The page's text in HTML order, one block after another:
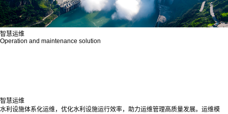
智慧运维
Operation and maintenance solution
智慧运维
水利设施体系化运维，优化水利设施运行效率，助力运维管理高质量发展。运维模